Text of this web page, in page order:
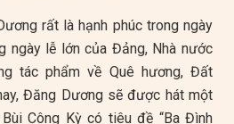
rất là hạnh phúc trong ngày
ngày lễ lớn của Đảng, Nhà nước
tác phẩm về Quê hương, Đất
Đăng Dương sẽ được hát một
Công Kỳ có tiêu đề “Ba Đình